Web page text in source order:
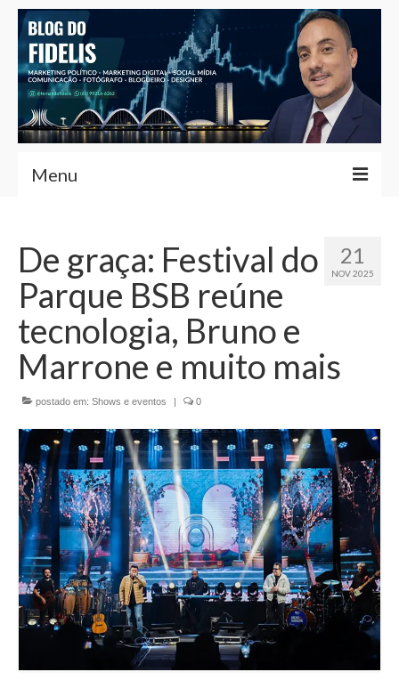
Menu
Fernando Fidelis
Café com Fidelis
Notícias Brasília
Contato
Currículo
21
NOV 2025
De graça: Festival do
Parque BSB reúne
tecnologia, Bruno e
Marrone e muito mais
postado em: Shows e eventos | 0